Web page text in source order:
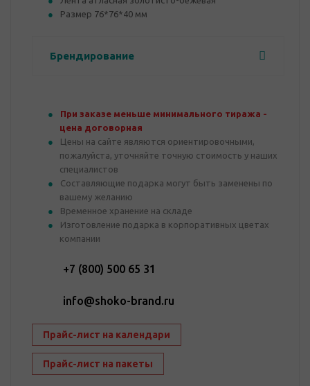
Размер 76*76*40 мм
Брендирование
При заказе меньше минимального тиража -
цена договорная
Цены на сайте являются ориентировочными,
пожалуйста, уточняйте точную стоимость у наших
специалистов
Составляющие подарка могут быть заменены по
вашему желанию
Временное хранение на складе
Изготовление подарка в корпоративных цветах
компании
+7 (800) 500 65 31
info@shoko-brand.ru
Прайс-лист на календари
Прайс-лист на пакеты